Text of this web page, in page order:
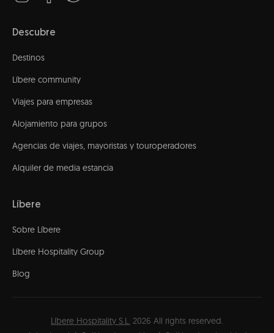
Descubre
Destinos
Líbere community
Viajes para empresas
Alojamiento para grupos
Agencias de viajes, mayoristas y touroperadores
Alquiler de media estancia
Líbere
Sobre Líbere
Líbere Hospitality Group
Blog
Líbere Hospitality S.L. 2026 All rights reserved.